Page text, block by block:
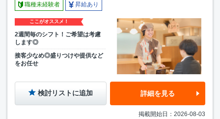
職種未経験者 昇給あり
ここがオススメ！
2週間毎のシフト！ご希望は考慮
します◎
接客少なめ◎盛りつけや提供など
をお任せ
検討リストに追加 詳細を見る
掲載開始日：2026-08-03